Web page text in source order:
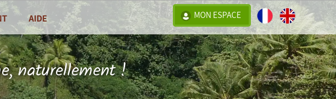
MON ESPACE
AIDE
Foire Aux Questions
Contact
naturellement !